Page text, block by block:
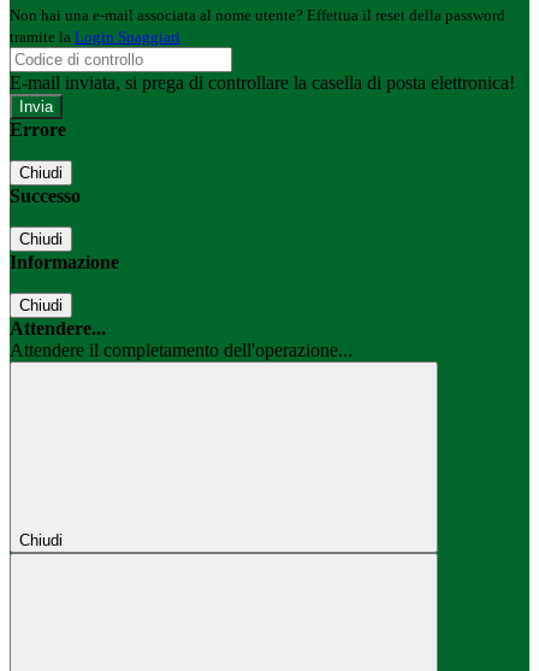
Non hai una e-mail associata al nome utente? Effettua il reset della password
tramite la Login Spaggiari
E-mail inviata, si prega di controllare la casella di posta elettronica!
Errore
Chiudi
Successo
Chiudi
Informazione
Chiudi
Attendere...
Attendere il completamento dell'operazione...
Chiudi